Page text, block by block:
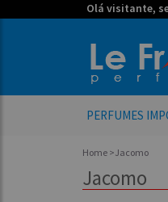
Olá visitante,
PERFUMES
Home >Jacomo
Jacomo